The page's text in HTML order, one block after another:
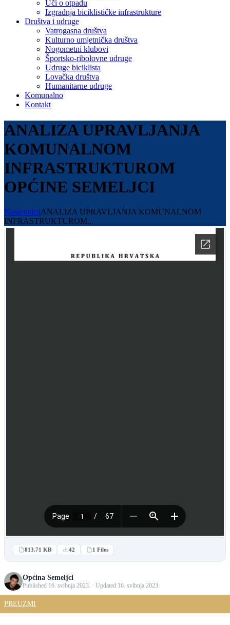
Uči o otpadu
Izgradnja biciklističke infrastrukture
Društva i udruge
Vatrogasna društva
Kulturno umjetnička društva
Nogometni klubovi
Športsko-ribolovne udruge
Udruge biciklista
Lovačka društva
Humanitarne udruge
Komunalno
Kontakt
ANALIZA UPRAVLJANJA
KOMUNALNOM
INFRASTRUKTUROM
OPĆINE SEMELJCI
NaslovnicaANALIZA UPRAVLJANJA KOMUNALNOM
INFRASTRUKTUROM...
813.71 KB 42 1 Files
Općina Semeljci
Published 16. svibnja 2023. · Updated 16. svibnja 2023.
PREUZMI